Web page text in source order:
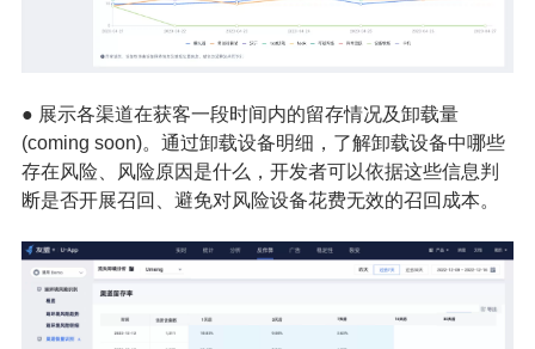
● 展示各渠道在获客一段时间内的留存情况及卸载量
(coming soon)。通过卸载设备明细，了解卸载设备中哪些
存在风险、风险原因是什么，开发者可以依据这些信息判
断是否开展召回、避免对风险设备花费无效的召回成本。